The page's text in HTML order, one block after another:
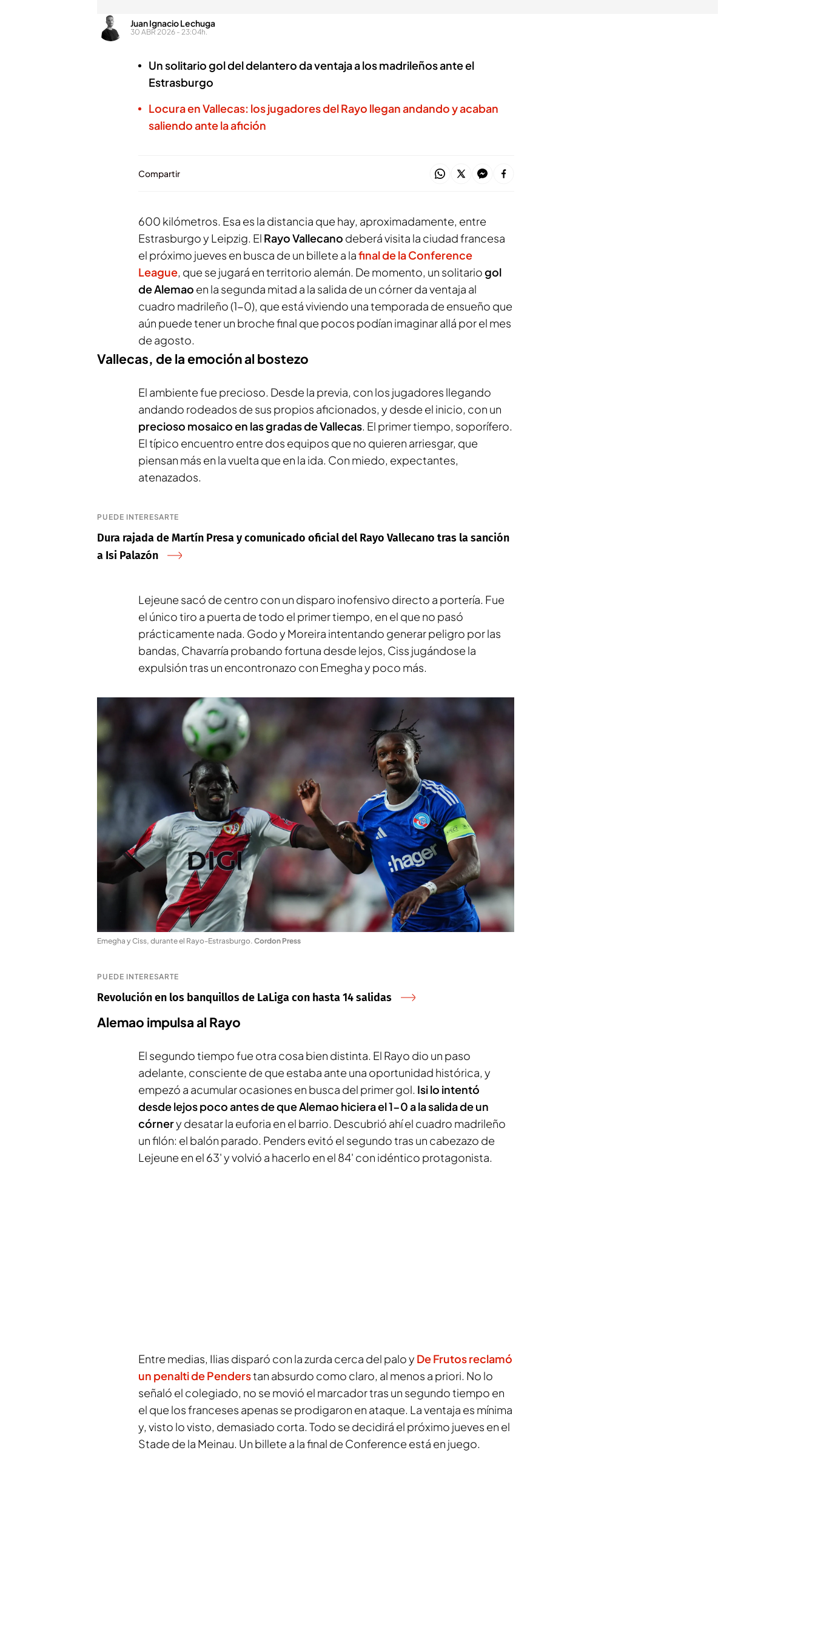
Juan Ignacio Lechuga
30 ABR 2026 - 23:04h.
Un solitario gol del delantero da ventaja a los madrileños ante el
Estrasburgo
Locura en Vallecas: los jugadores del Rayo llegan andando y acaban
saliendo ante la afición
Compartir
600 kilómetros. Esa es la distancia que hay, aproximadamente, entre
Estrasburgo y Leipzig. El Rayo Vallecano deberá visita la ciudad francesa
el próximo jueves en busca de un billete a lafinal de la Conference
League, que se jugará en territorio alemán. De momento, un solitariogol
de Alemao en la segunda mitad a la salida de un córner da ventaja al
cuadro madrileño (1-0), que está viviendo una temporada de ensueño que
aún puede tener un broche final que pocos podían imaginar allá por el mes
de agosto.
Vallecas, de la emoción al bostezo
El ambiente fue precioso. Desde la previa, con los jugadores llegando
andando rodeados de sus propios aficionados, y desde el inicio, con un
precioso mosaico en las gradas de Vallecas. El primer tiempo, soporífero.
El típico encuentro entre dos equipos que no quieren arriesgar, que
piensan más en la vuelta que en la ida. Con miedo, expectantes,
atenazados.
PUEDE INTERESARTE
Dura rajada de Martín Presa y comunicado oficial del Rayo Vallecano tras la sanción
a Isi Palazón
Lejeune sacó de centro con un disparo inofensivo directo a portería. Fue
el único tiro a puerta de todo el primer tiempo, en el que no pasó
prácticamente nada. Godo y Moreira intentando generar peligro por las
bandas, Chavarría probando fortuna desde lejos, Ciss jugándose la
expulsión tras un encontronazo con Emegha y poco más.
Emegha y Ciss, durante el Rayo-Estrasburgo. Cordon Press
PUEDE INTERESARTE
Revolución en los banquillos de LaLiga con hasta 14 salidas
Alemao impulsa al Rayo
El segundo tiempo fue otra cosa bien distinta. El Rayo dio un paso
adelante, consciente de que estaba ante una oportunidad histórica, y
empezó a acumular ocasiones en busca del primer gol. Isi lo intentó
desde lejos poco antes de que Alemao hiciera el 1-0 a la salida de un
córnery desatar la euforia en el barrio. Descubrió ahí el cuadro madrileño
un filón: el balón parado. Penders evitó el segundo tras un cabezazo de
Lejeune en el 63' y volvió a hacerlo en el 84' con idéntico protagonista.
Entre medias, Ilias disparó con la zurda cerca del palo y De Frutos reclamó
un penalti de Penderstan absurdo como claro, al menos a priori. No lo
señaló el colegiado, no se movió el marcador tras un segundo tiempo en
el que los franceses apenas se prodigaron en ataque. La ventaja es mínima
y, visto lo visto, demasiado corta. Todo se decidirá el próximo jueves en el
Stade de la Meinau. Un billete a la final de Conference está en juego.